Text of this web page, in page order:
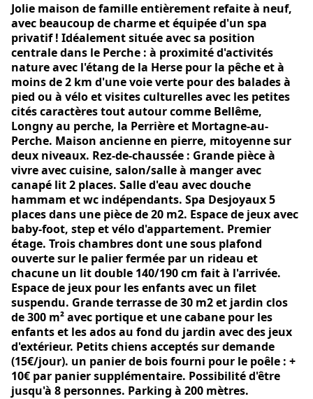
Jolie maison de famille entièrement refaite à neuf,
avec beaucoup de charme et équipée d'un spa
privatif ! Idéalement située avec sa position
centrale dans le Perche : à proximité d'activités
nature avec l'étang de la Herse pour la pêche et à
moins de 2 km d'une voie verte pour des balades à
pied ou à vélo et visites culturelles avec les petites
cités caractères tout autour comme Bellême,
Longny au perche, la Perrière et Mortagne-au-
Perche. Maison ancienne en pierre, mitoyenne sur
deux niveaux. Rez-de-chaussée : Grande pièce à
vivre avec cuisine, salon/salle à manger avec
canapé lit 2 places. Salle d'eau avec douche
hammam et wc indépendants. Spa Desjoyaux 5
places dans une pièce de 20 m2. Espace de jeux avec
baby-foot, step et vélo d'appartement. Premier
étage. Trois chambres dont une sous plafond
ouverte sur le palier fermée par un rideau et
chacune un lit double 140/190 cm fait à l'arrivée.
Espace de jeux pour les enfants avec un filet
suspendu. Grande terrasse de 30 m2 et jardin clos
de 300 m² avec portique et une cabane pour les
enfants et les ados au fond du jardin avec des jeux
d'extérieur. Petits chiens acceptés sur demande
(15€/jour). un panier de bois fourni pour le poêle : +
10€ par panier supplémentaire. Possibilité d'être
jusqu'à 8 personnes. Parking à 200 mètres.